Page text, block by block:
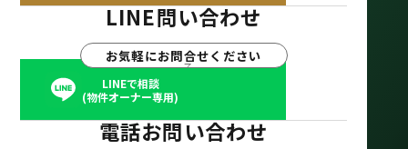
LINE問い合わせ
お気軽にお問合せください
LINEで相談
(物件オーナー専用)
電話お問い合わせ